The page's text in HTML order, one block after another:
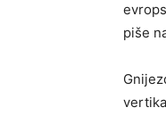
piše